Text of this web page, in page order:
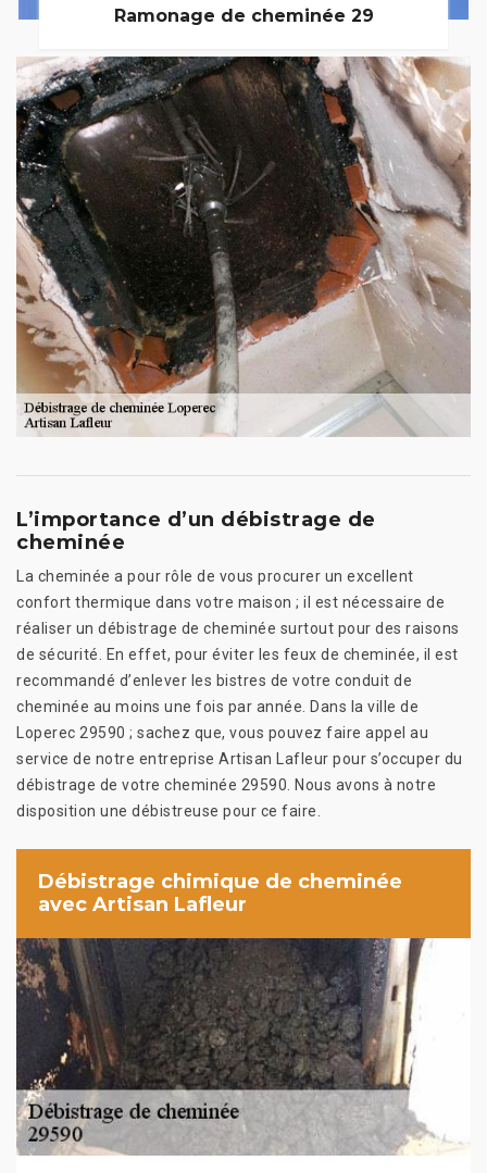
Ramonage de cheminée 29
L’importance d’un débistrage de
cheminée
La cheminée a pour rôle de vous procurer un excellent
confort thermique dans votre maison ; il est nécessaire de
réaliser un débistrage de cheminée surtout pour des raisons
de sécurité. En effet, pour éviter les feux de cheminée, il est
recommandé d’enlever les bistres de votre conduit de
cheminée au moins une fois par année. Dans la ville de
Loperec 29590 ; sachez que, vous pouvez faire appel au
service de notre entreprise Artisan Lafleur pour s’occuper du
débistrage de votre cheminée 29590. Nous avons à notre
disposition une débistreuse pour ce faire.
Débistrage chimique de cheminée
avec Artisan Lafleur